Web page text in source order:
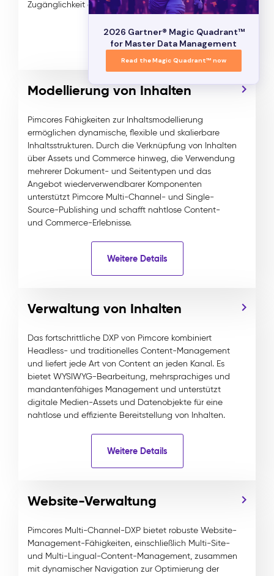
Zugänglichkeit ausgerichtet sind.
Weitere Details
Modellierung von Inhalten
Pimcores Fähigkeiten zur Inhaltsmodellierung
ermöglichen dynamische, flexible und skalierbare
Inhaltsstrukturen. Durch die Verknüpfung von Inhalten
über Assets und Commerce hinweg, die Verwendung
mehrerer Dokument- und Seitentypen und das
Angebot wiederverwendbarer Komponenten
unterstützt Pimcore Multi-Channel- und Single-
Source-Publishing und schafft nahtlose Content-
und Commerce-Erlebnisse.
Weitere Details
Verwaltung von Inhalten
Das fortschrittliche DXP von Pimcore kombiniert
Headless- und traditionelles Content-Management
und liefert jede Art von Content an jeden Kanal. Es
bietet WYSIWYG-Bearbeitung, mehrsprachiges und
mandantenfähiges Management und unterstützt
digitale Medien-Assets und Datenobjekte für eine
nahtlose und effiziente Bereitstellung von Inhalten.
Weitere Details
Website-Verwaltung
Pimcores Multi-Channel-DXP bietet robuste Website-
Management-Fähigkeiten, einschließlich Multi-Site-
und Multi-Lingual-Content-Management, zusammen
mit dynamischer Navigation zur Optimierung der
2026 Gartner® Magic Quadrant™
for Master Data Management
Read the Magic Quadrant™ now